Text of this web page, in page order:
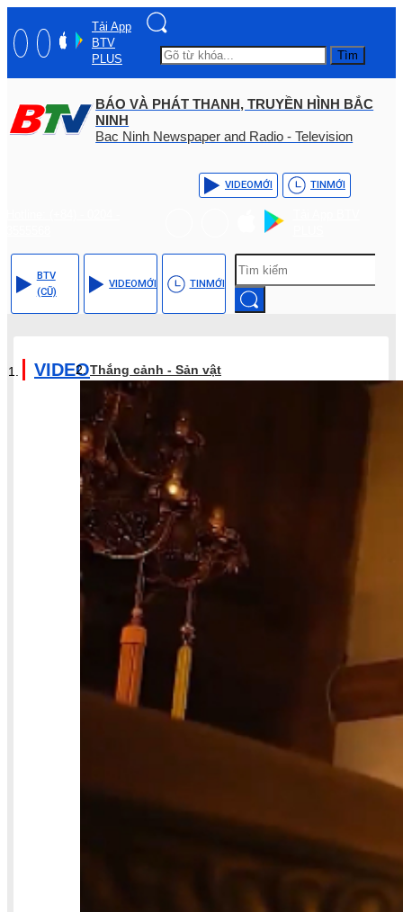
Tải App
BTV
PLUS
Tìm
BÁO VÀ PHÁT THANH, TRUYỀN HÌNH BẮC
NINH
Bac Ninh Newspaper and Radio - Television
VIDEOMỚI TINMỚI
BTV
(CŨ)
VIDEOMỚI TINMỚI
VIDEOThắng cảnh - Sản vật